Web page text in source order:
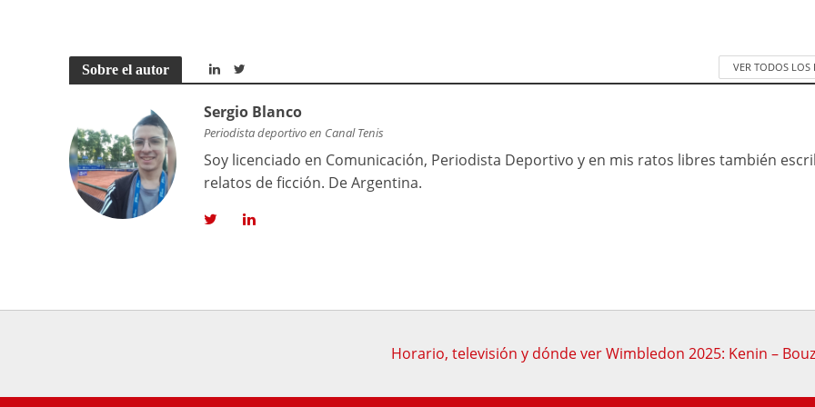
Sobre el autor VER TODOS LOS
Sergio Blanco
Periodista deportivo en Canal Tenis
Soy licenciado en Comunicación, Periodista Deportivo y en mis ratos libres también
relatos de ficción. De Argentina.
Horario, televisión y dónde ver Wimbledon 2025: Kenin –